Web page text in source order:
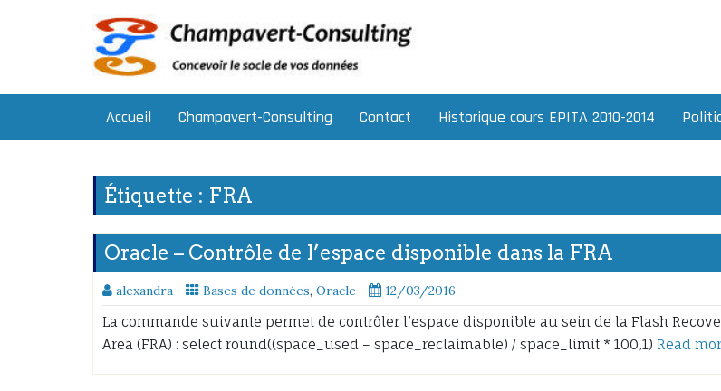
Accueil Champavert-Consulting Contact Historique cours EPITA 2010-2014
Étiquette : FRA
Oracle – Contrôle de l’espace disponible dans la FRA
alexandra Bases de données, Oracle 12/03/2016
La commande suivante permet de contrôler l’espace disponible au sein de la Flash
Area (FRA) : select round((space_used – space_reclaimable) / space_limit * 100,1) Read